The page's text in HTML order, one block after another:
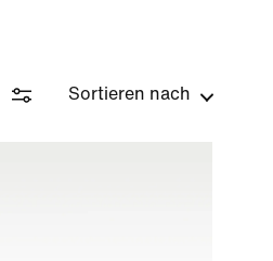
Sortieren nach